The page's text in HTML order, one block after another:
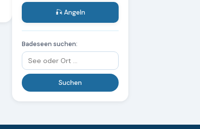
🎣 Angeln
Badeseen suchen: